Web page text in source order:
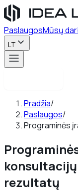
PaslaugosMūsų
LT
Pradžia/
Paslaugos/
Programinės
rezultatų